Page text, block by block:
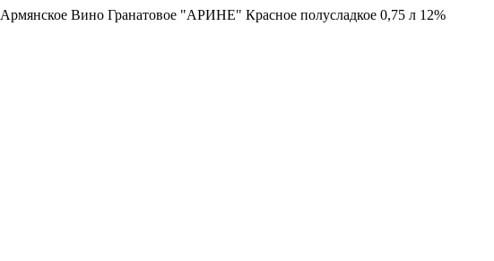
Армянское Вино Гранатовое "АРИНЕ" Красное полусладкое 0,75 л 12%